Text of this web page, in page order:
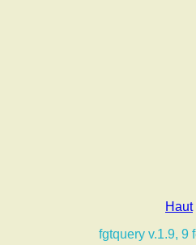
Haut
fgtquery v.1.9, 9